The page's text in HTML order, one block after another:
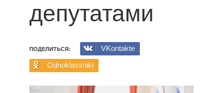
депутатами
ПОДЕЛИТЬСЯ:
VKontakte
Odnoklassniki